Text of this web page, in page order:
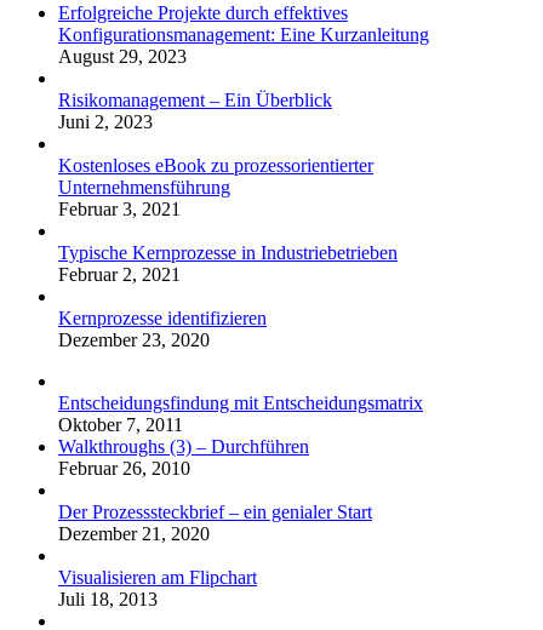
Erfolgreiche Projekte durch effektives
Konfigurationsmanagement: Eine Kurzanleitung
August 29, 2023
Risikomanagement – Ein Überblick
Juni 2, 2023
Kostenloses eBook zu prozessorientierter
Unternehmensführung
Februar 3, 2021
Typische Kernprozesse in Industriebetrieben
Februar 2, 2021
Kernprozesse identifizieren
Dezember 23, 2020
Entscheidungsfindung mit Entscheidungsmatrix
Oktober 7, 2011
Walkthroughs (3) – Durchführen
Februar 26, 2010
Der Prozesssteckbrief – ein genialer Start
Dezember 21, 2020
Visualisieren am Flipchart
Juli 18, 2013